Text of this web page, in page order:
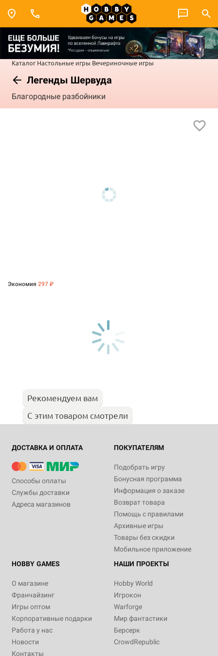
Каталог Настольные игры Вечериночные игры
Легенды Шервуда
Благородные разбойники
Экономия 297 ₽
Рекомендуем вам
С этим товаром смотрели
ДОСТАВКА И ОПЛАТА
Способы оплаты
Службы доставки
Адреса магазинов
ПОКУПАТЕЛЯМ
Подобрать игру
Бонусная программа
Информация о заказе
Возврат товара
Помощь с правилами
Архивные игры
Товары без скидки
Мобильное приложение
HOBBY GAMES
О магазине
Франчайзинг
Игры оптом
Корпоративные подарки
Работа у нас
Новости
Контакты
НАШИ ПРОЕКТЫ
Hobby World
Игрокон
Warforge
Мир фантастики
Берсерк
CrowdRepublic